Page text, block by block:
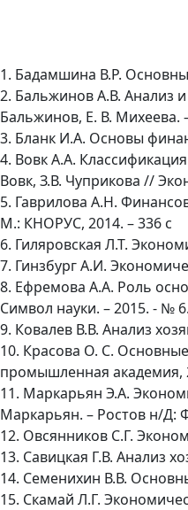
1. Бадамшина В.Р.
2. Бальжинов А.В. Анализ
Бальжинов, Е. В. Михеева.
3. Бланк И.А. Основы
4. Вовк А.А.
Вовк, З.В. Чуприкова //
5. Гаврилова А.Н.
М.: КНОРУС, 2014. – 336 с
6. Гиляровская Л.Т.
7. Гинзбург А.И.
8. Ефремова А.А. Роль
Символ науки. – 2015. - №
9. Ковалев В.В. Анализ
10. Красова О. С.
промышленная академия,
11. Маркарьян Э.А.
Маркарьян. – Ростов н/Д:
12. Овсянников С.Г.
13. Савицкая Г.В. Анализ
14. Семенихин В.В.
15. Скамай Л.Г.